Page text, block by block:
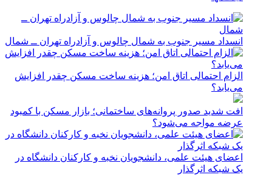
انسداد مسیر جنوب به شمال چالوس و آزادراه تهران ــ شمال
الزام احتمالی اتاق امن؛ هزینه ساخت مسکن چقدر افزایش
می‌یابد؟
افت شدید صدور پروانه‌های ساختمانی؛ بازار مسکن با کمبود
عرضه مواجه می‌شود؟
اعضای هیئت علمی، دانشجویان نخبه و کارکنان دانشگاه در
یک شبکه‌ اثرگذار